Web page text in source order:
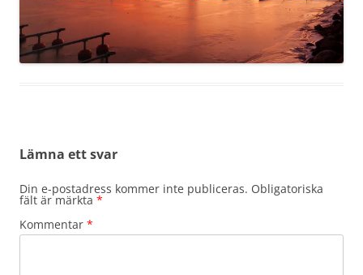
Lämna ett svar
Din e-postadress kommer inte publiceras. Obligatoriska
fält är märkta *
Kommentar *